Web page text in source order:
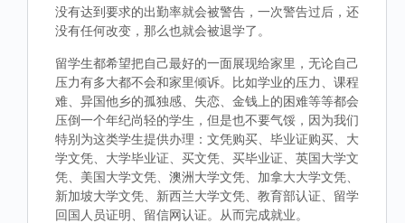
没有达到要求的出勤率就会被警告，一次警告过后，还
没有任何改变，那么也就会被退学了。
留学生都希望把自己最好的一面展现给家里，无论自己
压力有多大都不会和家里倾诉。比如学业的压力、课程
难、异国他乡的孤独感、失恋、金钱上的困难等等都会
压倒一个年纪尚轻的学生，但是也不要气馁，因为我们
特别为这类学生提供办理：文凭购买、毕业证购买、大
学文凭、大学毕业证、买文凭、买毕业证、英国大学文
凭、美国大学文凭、澳洲大学文凭、加拿大大学文凭、
新加坡大学文凭、新西兰大学文凭、教育部认证、留学
回国人员证明、留信网认证。从而完成就业。